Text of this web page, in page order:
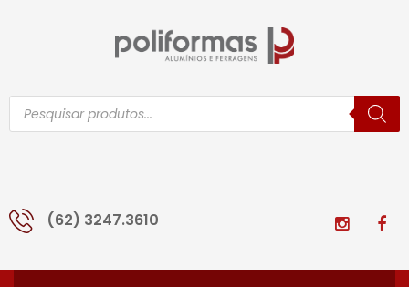
Pesquisar
produtos
(62) 3247.3610